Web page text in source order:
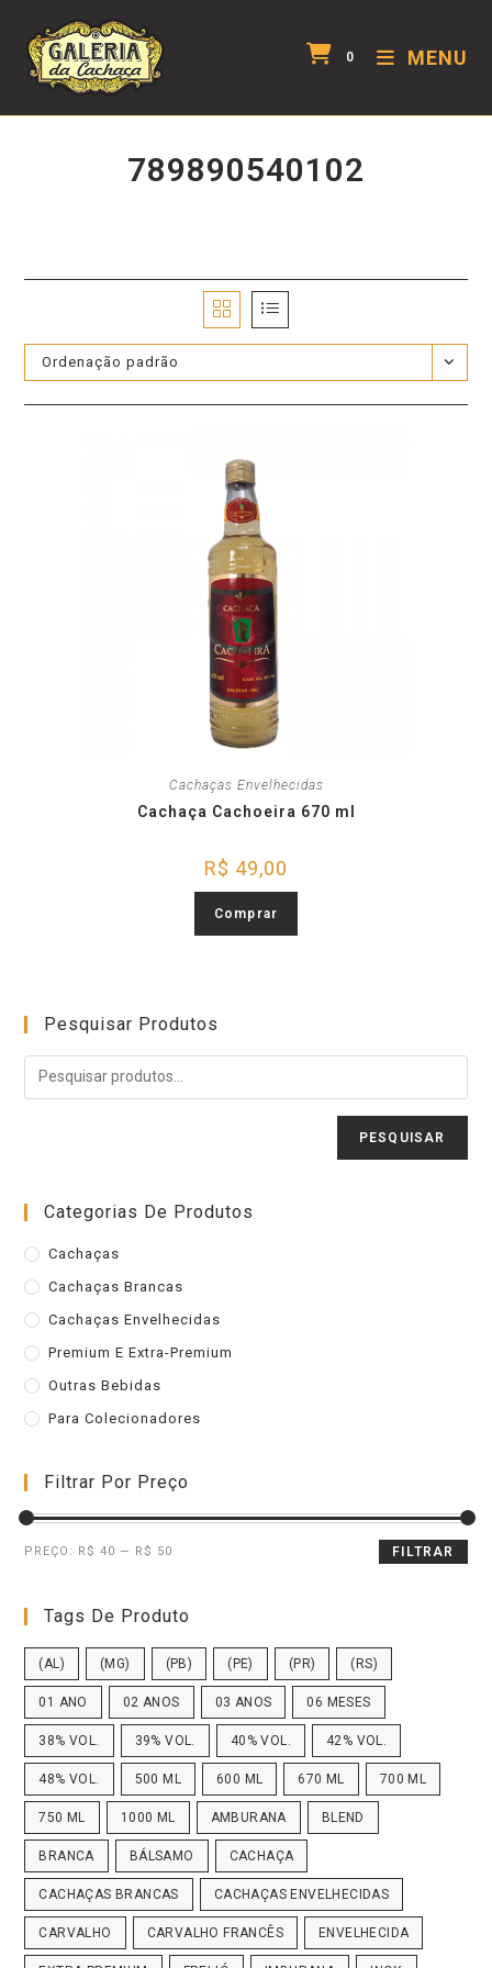
0 MENU
789890540102
Ordenação padrão
Cachaças Envelhecidas
Cachaça Cachoeira 670 ml
R$ 49,00
Comprar
Pesquisar Produtos
PESQUISAR
Categorias De Produtos
Cachaças
Cachaças Brancas
Cachaças Envelhecidas
Premium E Extra-Premium
Outras Bebidas
Para Colecionadores
Filtrar Por Preço
FILTRAR
PREÇO: R$ 40 — R$ 50
Tags De Produto
(AL) (MG) (PB) (PE) (PR) (RS)
01 ANO 02 ANOS 03 ANOS 06 MESES
38% VOL. 39% VOL. 40% VOL. 42% VOL.
48% VOL. 500 ML 600 ML 670 ML 700 ML
750 ML 1000 ML AMBURANA BLEND
BRANCA BÁLSAMO CACHAÇA
CACHAÇAS BRANCAS CACHAÇAS ENVELHECIDAS
CARVALHO CARVALHO FRANCÊS ENVELHECIDA